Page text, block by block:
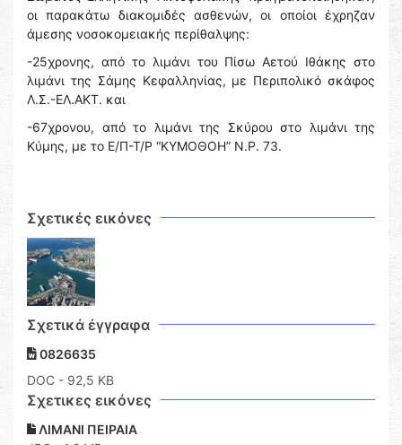
οι παρακάτω διακομιδές ασθενών, οι οποίοι έχρηζαν
άμεσης νοσοκομειακής περίθαλψης:
-25χρονης, από το λιμάνι του Πίσω Αετού Ιθάκης στο
λιμάνι της Σάμης Κεφαλληνίας, με Περιπολικό σκάφος
Λ.Σ.-ΕΛ.ΑΚΤ. και
-67χρονου, από το λιμάνι της Σκύρου στο λιμάνι της
Κύμης, με το Ε/Π-Τ/Ρ “ΚΥΜΟΘΟΗ” Ν.Ρ. 73.
Σχετικές εικόνες
Σχετικά έγγραφα
0826635
DOC - 92,5 KB
Σχετικες εικόνες
ΛΙΜΑΝΙ ΠΕΙΡΑΙΑ